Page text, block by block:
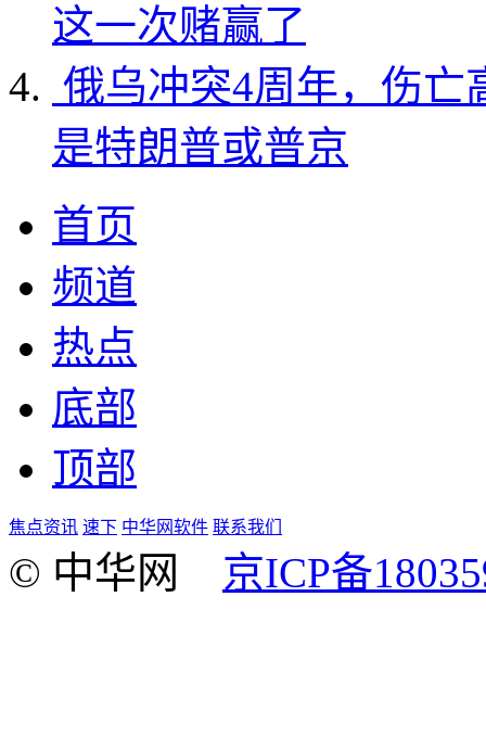
这一次赌赢了
俄乌冲突4周年，伤亡
是特朗普或普京
首页
频道
热点
底部
顶部
焦点资讯 速下 中华网软件 联系我们
© 中华网 京ICP备